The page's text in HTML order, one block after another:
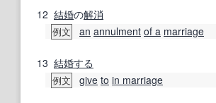
12 結婚の解消
例文 an annulment of a marriage
13 結婚する
例文 give to in marriage